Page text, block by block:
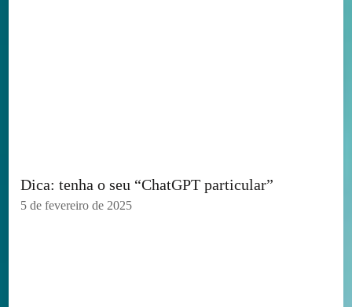
Dica: tenha o seu “ChatGPT particular”
5 de fevereiro de 2025